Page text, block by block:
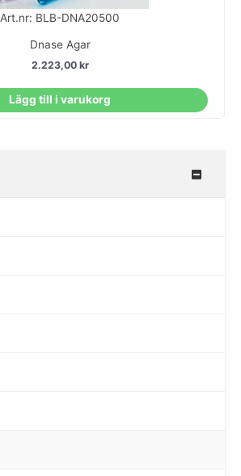
Art.nr: BLB-DNA20500
Dnase Agar
2.223,00 kr
Lägg till i varukorg